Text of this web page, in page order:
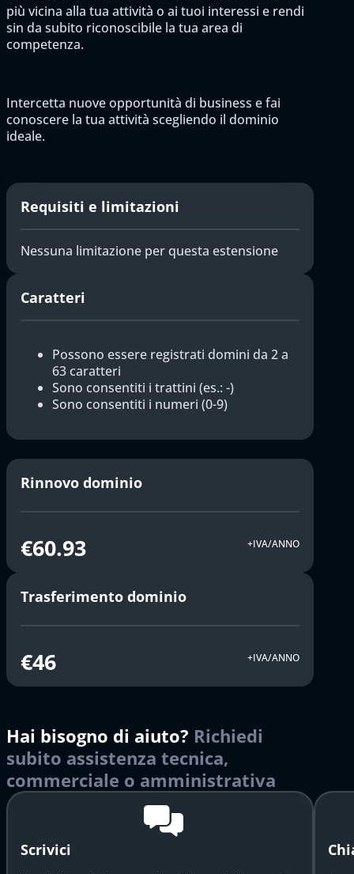
più vicina alla tua attività o ai tuoi interessi e rendi
sin da subito riconoscibile la tua area di
competenza.
Intercetta nuove opportunità di business e fai
conoscere la tua attività scegliendo il dominio
ideale.
Requisiti e limitazioni
Nessuna limitazione per questa estensione
Caratteri
Possono essere registrati domini da 2 a
63 caratteri
Sono consentiti i trattini (es.: -)
Sono consentiti i numeri (0-9)
Rinnovo dominio
€60.93 +IVA/ANNO
Trasferimento dominio
€46 +IVA/ANNO
Hai bisogno di aiuto? Richiedi
subito assistenza tecnica,
commerciale o amministrativa
Scrivici